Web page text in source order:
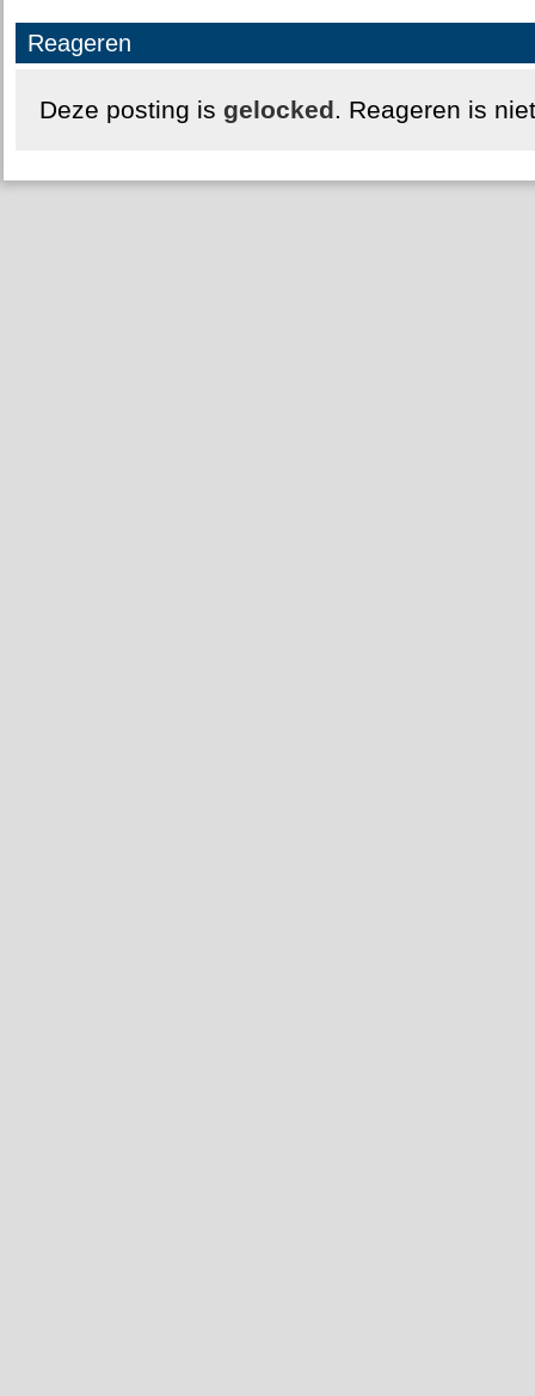
Reageren
Deze posting is gelocked. Reageren is